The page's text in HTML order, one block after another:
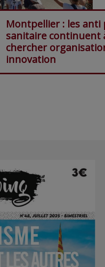
Montpellier : les anti
sanitaire continuent
chercher
innovation